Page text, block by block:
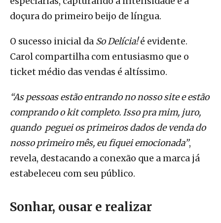
doçura do primeiro beijo de língua.
O sucesso inicial da So Delícia!é evidente.
Carol compartilha com entusiasmo que o
ticket médio das vendas é altíssimo.
“As pessoas estão entrando no nosso site e estão
comprando o kit completo. Isso pra mim, juro,
quando peguei os primeiros dados de venda do
nosso primeiro mês, eu fiquei emocionada”,
revela, destacando a conexão que a marca já
estabeleceu com seu público.
Sonhar, ousar e realizar